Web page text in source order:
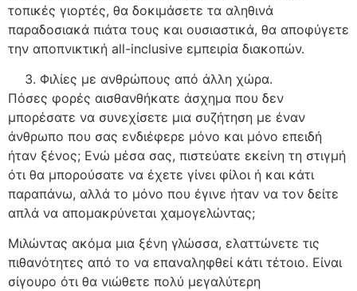
τοπικές γιορτές, θα δοκιμάσετε τα αληθινά
παραδοσιακά πιάτα τους και ουσιαστικά, θα αποφύγετε
την αποπνικτική all-inclusive εμπειρία διακοπών.
Φιλίες με ανθρώπους από άλλη χώρα.
Πόσες φορές αισθανθήκατε άσχημα που δεν
μπορέσατε να συνεχίσετε μια συζήτηση με έναν
άνθρωπο που σας ενδιέφερε μόνο και μόνο επειδή
ήταν ξένος; Ενώ μέσα σας, πιστεύατε εκείνη τη στιγμή
ότι θα μπορούσατε να έχετε γίνει φίλοι ή και κάτι
παραπάνω, αλλά το μόνο που έγινε ήταν να τον δείτε
απλά να απομακρύνεται χαμογελώντας;
Μιλώντας ακόμα μια ξένη γλώσσα, ελαττώνετε τις
πιθανότητες από το να επαναληφθεί κάτι τέτοιο. Είναι
σίγουρο ότι θα νιώθετε πολύ μεγαλύτερη